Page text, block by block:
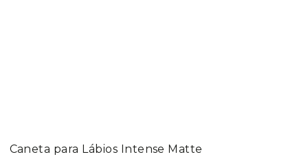
Caneta para Lábios Intense Matte